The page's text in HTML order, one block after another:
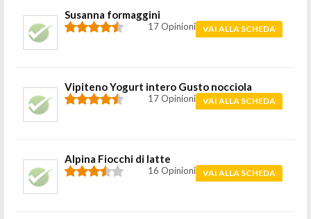
Susanna formaggini
17 Opinioni VAI ALLA SCHEDA
Vipiteno Yogurt intero Gusto nocciola
17 Opinioni VAI ALLA SCHEDA
Alpina Fiocchi di latte
16 Opinioni VAI ALLA SCHEDA